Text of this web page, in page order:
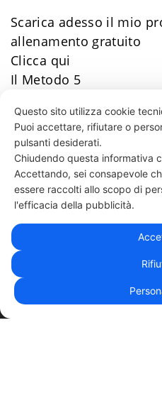
Scarica adesso il mio
allenamento gratuito
Clicca qui
Il Metodo 5
75 LIKES
331 818 4777DANIELE ESPOSITO
|
Questo sito utilizza cookie
Puoi accettare, rifiutare o
pulsanti desiderati.
Chiudendo questa informativa
Accettando, sei consapevole
essere raccolti allo scopo di
l'efficacia della pubblicità.